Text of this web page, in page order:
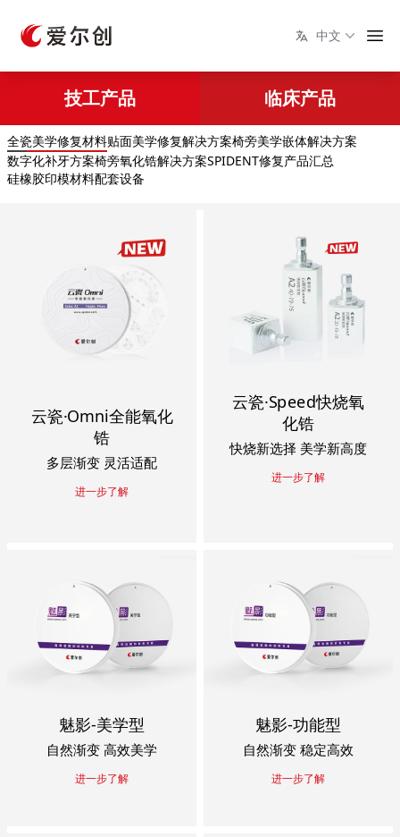
中文
技工产品 临床产品
全瓷美学修复材料贴面美学修复解决方案椅旁美学嵌体解决方案
数字化补牙方案椅旁氧化锆解决方案SPIDENT修复产品汇总
硅橡胶印模材料配套设备
云瓷·Omni全能氧化
锆
多层渐变 灵活适配
进一步了解
云瓷·Speed快烧氧
化锆
快烧新选择 美学新高度
进一步了解
魅影-美学型
自然渐变 高效美学
进一步了解
魅影-功能型
自然渐变 稳定高效
进一步了解